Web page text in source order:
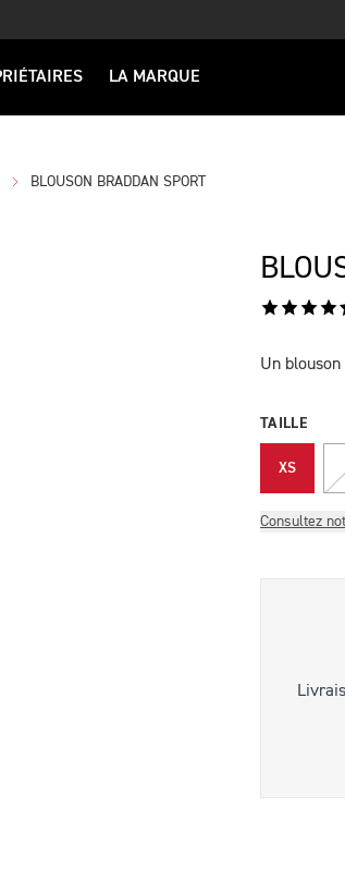
LA MARQUE
BLOUSON BRADDAN SPORT
Un
TAILLE
XS
Consultez